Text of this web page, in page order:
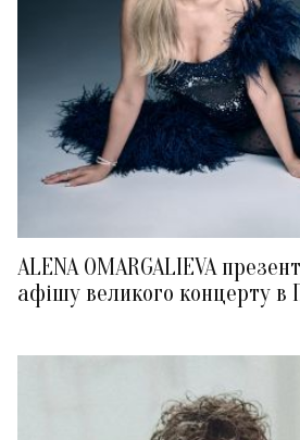
ALENA OMARGALIEVA
афішу великого концерту в